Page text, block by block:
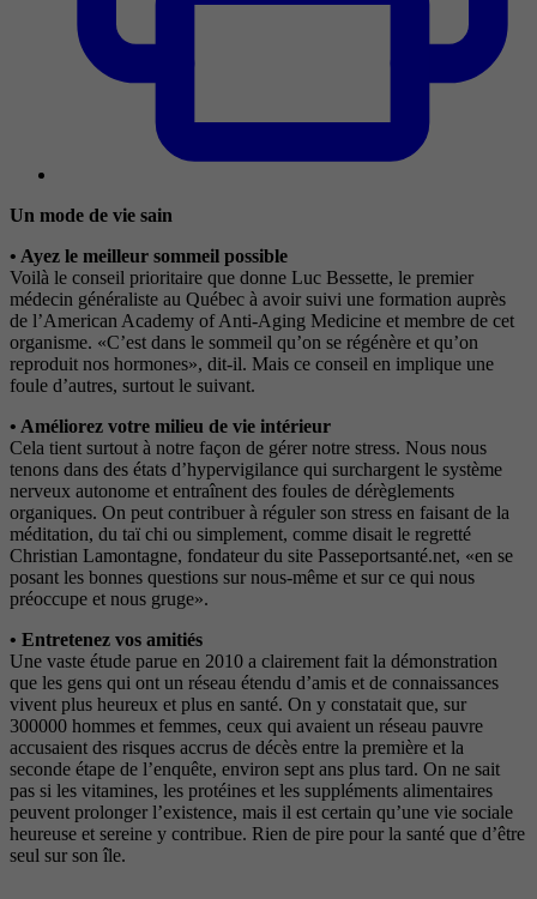
Un mode de vie sain
• Ayez le meilleur sommeil possible
Voilà le conseil prioritaire que donne Luc Bessette, le premier
médecin généraliste au Québec à avoir suivi une formation auprès
de l’American Academy of Anti-Aging Medicine et membre de cet
organisme. «C’est dans le sommeil qu’on se régénère et qu’on
reproduit nos hormones», dit-il. Mais ce conseil en implique une
foule d’autres, surtout le suivant.
• Améliorez votre milieu de vie intérieur
Cela tient surtout à notre façon de gérer notre stress. Nous nous
tenons dans des états d’hypervigilance qui surchargent le système
nerveux autonome et entraînent des foules de dérèglements
organiques. On peut contribuer à réguler son stress en faisant de la
méditation, du taï chi ou simplement, comme disait le regretté
Christian Lamontagne, fondateur du site Passeportsanté.net, «en se
posant les bonnes questions sur nous-même et sur ce qui nous
préoccupe et nous gruge».
• Entretenez vos amitiés
Une vaste étude parue en 2010 a clairement fait la démonstration
que les gens qui ont un réseau étendu d’amis et de connaissances
vivent plus heureux et plus en santé. On y constatait que, sur
300000 hommes et femmes, ceux qui avaient un réseau pauvre
accusaient des risques accrus de décès entre la première et la
seconde étape de l’enquête, environ sept ans plus tard. On ne sait
pas si les vitamines, les protéines et les suppléments alimentaires
peuvent prolonger l’existence, mais il est certain qu’une vie sociale
heureuse et sereine y contribue. Rien de pire pour la santé que d’être
seul sur son île.